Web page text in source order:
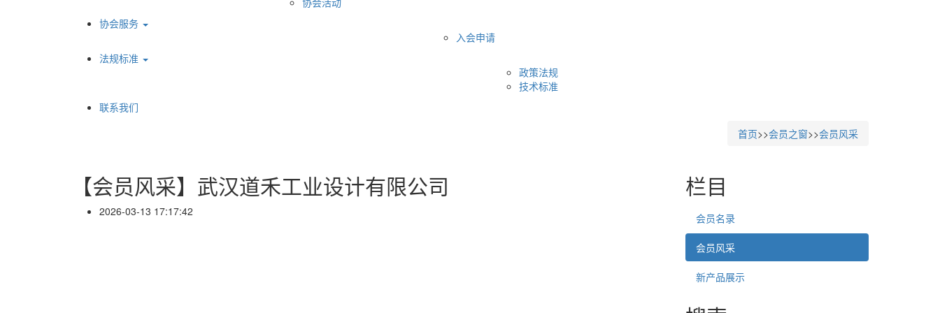
协会服务
入会申请
法规标准
政策法规
技术标准
联系我们
首页>>会员之窗>>会员风采
【会员风采】武汉道禾工业设计有限公司
2026-03-13 17:17:42
栏目
会员名录
会员风采
新产品展示